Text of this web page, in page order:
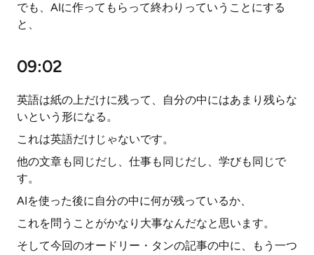
でも、AIに作ってもらって終わりっていうことにする
と、
09:02
英語は紙の上だけに残って、自分の中にはあまり残らな
いという形になる。
これは英語だけじゃないです。
他の文章も同じだし、仕事も同じだし、学びも同じで
す。
AIを使った後に自分の中に何が残っているか、
これを問うことがかなり大事なんだなと思います。
そして今回のオードリー・タンの記事の中に、もう一つ